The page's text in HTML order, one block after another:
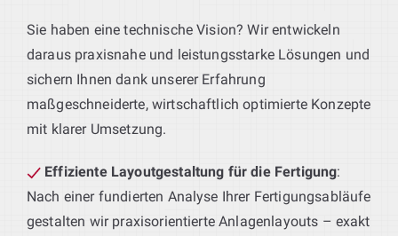
Sie haben eine technische Vision? Wir entwickeln
daraus praxisnahe und leistungsstarke Lösungen und
sichern Ihnen dank unserer Erfahrung
maßgeschneiderte, wirtschaftlich optimierte Konzepte
mit klarer Umsetzung.
Effiziente Layoutgestaltung für die Fertigung:
Nach einer fundierten Analyse Ihrer Fertigungsabläufe
gestalten wir praxisorientierte Anlagenlayouts – exakt